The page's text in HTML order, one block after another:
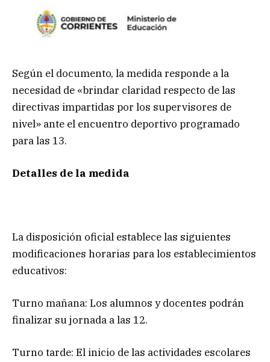
Según el documento, la medida responde a la
necesidad de «brindar claridad respecto de las
directivas impartidas por los supervisores de
nivel» ante el encuentro deportivo programado
para las 13.
Detalles de la medida
La disposición oficial establece las siguientes
modificaciones horarias para los establecimientos
educativos:
Turno mañana: Los alumnos y docentes podrán
finalizar su jornada a las 12.
Turno tarde: El inicio de las actividades escolares